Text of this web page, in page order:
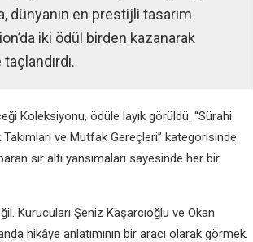
dünyanın en prestijli tasarım
iki ödül birden kazanarak
Koleksiyonu, ödüle layık görüldü. “Sürahi
Takımları ve Mutfak Gereçleri” kategorisinde
sır altı yansımaları sayesinde her bir
Kurucuları Şeniz Kaşarcıoğlu ve Okan
hikâye anlatımının bir aracı olarak görmek.